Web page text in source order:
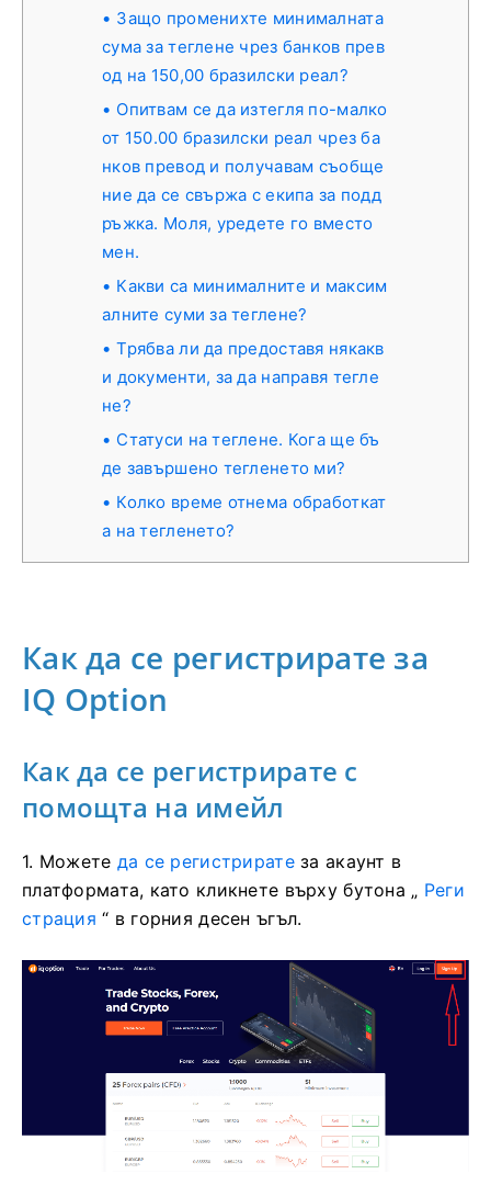
Защо променихте минималната
сума за теглене чрез банков прев
од на 150,00 бразилски реал?
Опитвам се да изтегля по-малко
от 150.00 бразилски реал чрез ба
нков превод и получавам съобще
ние да се свържа с екипа за подд
ръжка. Моля, уредете го вместо
мен.
Какви са минималните и максим
алните суми за теглене?
Трябва ли да предоставя някакв
и документи, за да направя тегле
не?
Статуси на теглене. Кога ще бъ
де завършено тегленето ми?
Колко време отнема обработкат
а на тегленето?
Как да се регистрирате за
IQ Option
Как да се регистрирате с
помощта на имейл
1. Можете да се регистриратеза акаунт в
платформата, като кликнете върху бутона „ Реги
страция “ в горния десен ъгъл.